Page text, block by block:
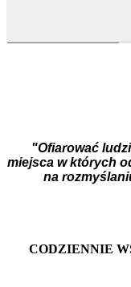
"Ofiarować
miejsca w których
na
CODZIENNIE